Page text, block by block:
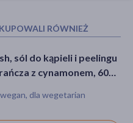
RÓWNIEŻ
sól do kąpieli i peelingu
z cynamonem, 600
dla wegetarian
kryształki do kąpieli z
Goodbye Stress,
naturalny, kąpiel,